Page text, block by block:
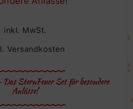
inkl. MwSt.
Versandkosten
SternFeuer Set für besondere
Anlässe!